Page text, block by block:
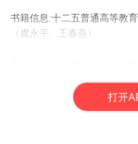
书籍信息:十二五普通高等教
（虞永平、王春燕）
内容重点:学前教育学是一门
现以系统理论为主要目的的
规律，关注学前儿童的全面
打开A